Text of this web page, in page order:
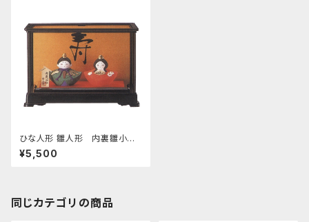
ひな人形 雛人形 内裏雛小
ガラスケース入 四日市萬古焼
¥5,500
同じカテゴリの商品